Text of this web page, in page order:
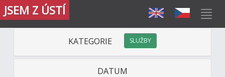
JSEM Z ÚSTÍ
KATEGORIE SLUŽBY
DATUM